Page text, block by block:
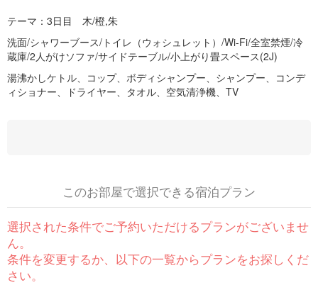
vi
o
u
s
テーマ：3日目 木/橙,朱
洗面/シャワーブース/トイレ（ウォシュレット）/Wi-Fi/全室禁煙/冷
蔵庫/2人がけソファ/サイドテーブル/小上がり畳スペース(2J)
湯沸かしケトル、コップ、ボディシャンプー、シャンプー、コンデ
ィショナー、ドライヤー、タオル、空気清浄機、TV
このお部屋で選択できる宿泊プラン
選択された条件でご予約いただけるプランがございませ
ん。
条件を変更するか、以下の一覧からプランをお探しくだ
さい。